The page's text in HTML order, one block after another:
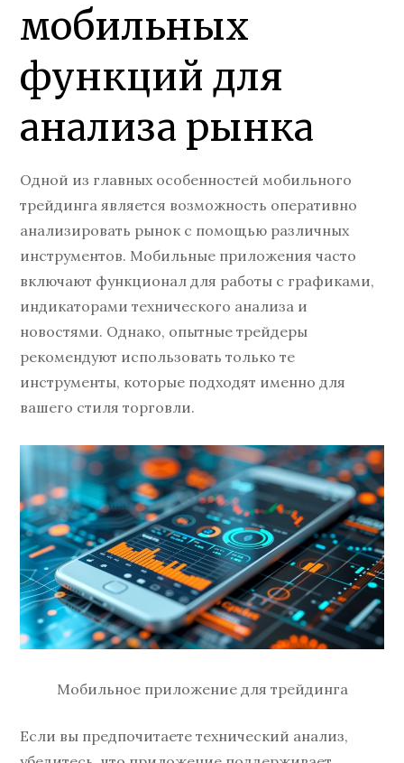
мобильных
функций для
анализа рынка
Одной из главных особенностей мобильного
трейдинга является возможность оперативно
анализировать рынок с помощью различных
инструментов. Мобильные приложения часто
включают функционал для работы с графиками,
индикаторами технического анализа и
новостями. Однако, опытные трейдеры
рекомендуют использовать только те
инструменты, которые подходят именно для
вашего стиля торговли.
Мобильное приложение для трейдинга
Если вы предпочитаете технический анализ,